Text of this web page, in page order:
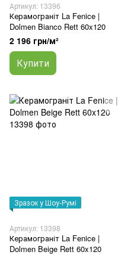
Артикул: 13396
Керамограніт La Fenice |
Dolmen Bianco Rett 60x120
2 196 грн/м²
Купити
Зразок у Шоу-Румі
Артикул: 13398
Керамограніт La Fenice |
Dolmen Beige Rett 60x120